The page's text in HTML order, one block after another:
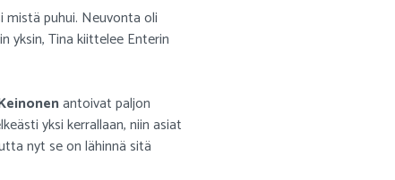
puhui. Neuvonta oli
yksin, Tina kiittelee Enterin
antoivat paljon
yksi kerrallaan, niin asiat
nyt se on lähinnä sitä